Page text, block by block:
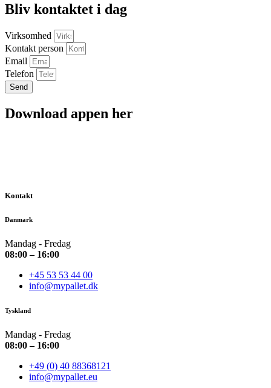
Bliv kontaktet i dag
Virksomhed
Kontakt person
Email
Telefon
Send
Download appen her
Kontakt
Danmark
Mandag - Fredag
08:00 – 16:00
+45 53 53 44 00
info@mypallet.dk
Tyskland
Mandag - Fredag
08:00 – 16:00
+49 (0) 40 88368121
info@mypallet.eu